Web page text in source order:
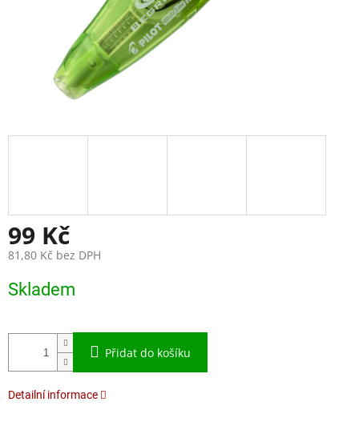
99 Kč
81,80 Kč bez DPH
cena:
Skladem
Přidat do košíku
Detailní informace